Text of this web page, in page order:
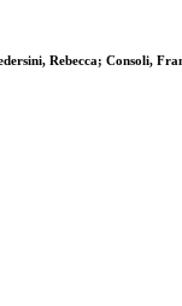
Rebecca; Consoli,